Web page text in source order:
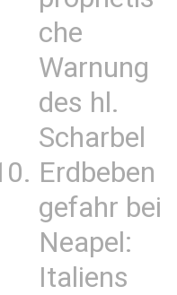
che
Warnung
des hl.
Scharbel
Erdbeben
gefahr bei
Neapel:
Italiens